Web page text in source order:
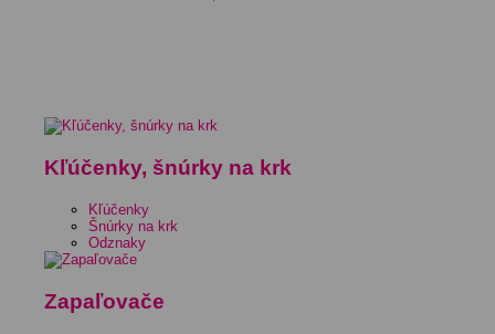
Kľúčenky, šnúrky na krk
Kľúčenky
Šnúrky na krk
Odznaky
Zapaľovače